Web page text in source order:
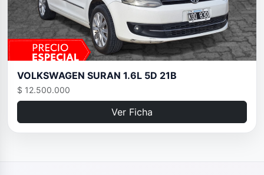
VOLKSWAGEN SURAN 1.6L 5D 21B
$ 12.500.000
Ver Ficha